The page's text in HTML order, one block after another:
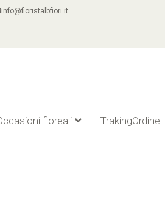
info@fioristalbfiori.it
floreali TrakingOrdine